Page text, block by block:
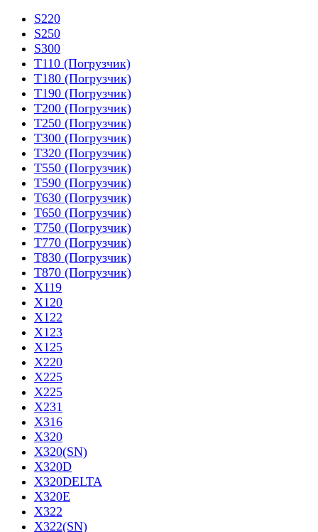
S220
S250
S300
T110 (Погрузчик)
T180 (Погрузчик)
T190 (Погрузчик)
T200 (Погрузчик)
T250 (Погрузчик)
T300 (Погрузчик)
T320 (Погрузчик)
T550 (Погрузчик)
T590 (Погрузчик)
T630 (Погрузчик)
T650 (Погрузчик)
T750 (Погрузчик)
T770 (Погрузчик)
T830 (Погрузчик)
T870 (Погрузчик)
X119
X120
X122
X123
X125
X220
X225
X225
X231
X316
X320
X320(SN)
X320D
X320DELTA
X320E
X322
X322(SN)